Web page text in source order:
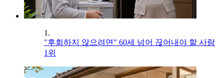
1.
"후회하지 않으려면" 60세 넘어 끊어내야 할 사람
1위